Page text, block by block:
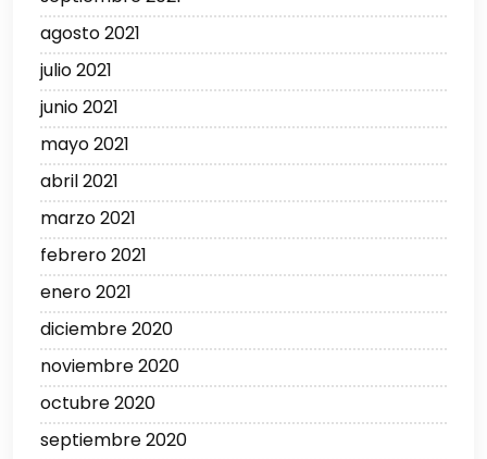
agosto 2021
julio 2021
junio 2021
mayo 2021
abril 2021
marzo 2021
febrero 2021
enero 2021
diciembre 2020
noviembre 2020
octubre 2020
septiembre 2020